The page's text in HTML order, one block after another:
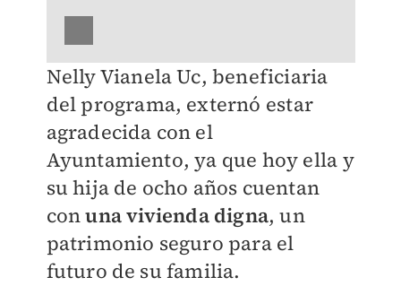
Nelly Vianela Uc, beneficiaria
del programa, externó estar
agradecida con el
Ayuntamiento, ya que hoy ella y
su hija de ocho años cuentan
conuna vivienda digna, un
patrimonio seguro para el
futuro de su familia.